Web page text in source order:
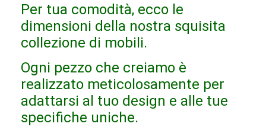
Domande frequenti
Ora chiacchieri
Arredamento per ville
Per tua comodità, ecco le
dimensioni della nostra squisita
collezione di mobili.
Ogni pezzo che creiamo è
realizzato meticolosamente per
adattarsi al tuo design e alle tue
specifiche uniche.